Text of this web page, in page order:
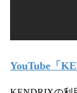
YouTube「